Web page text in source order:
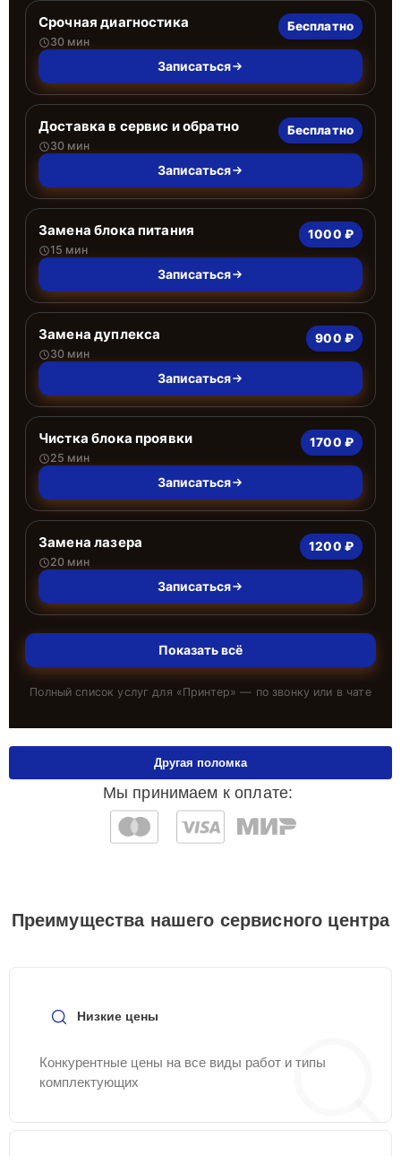
Срочная диагностика
30 мин
Бесплатно
Записаться
Доставка в сервис и обратно
30 мин
Бесплатно
Записаться
Замена блока питания
15 мин
1000 ₽
Записаться
Замена дуплекса
30 мин
900 ₽
Записаться
Чистка блока проявки
25 мин
1700 ₽
Записаться
Замена лазера
20 мин
1200 ₽
Записаться
Показать всё
Полный список услуг для «Принтер» — по звонку или в чате
Мы принимаем к оплате:
Другая поломка
Преимущества нашего сервисного центра
Низкие цены
Конкурентные цены на все виды работ и типы
комплектующих